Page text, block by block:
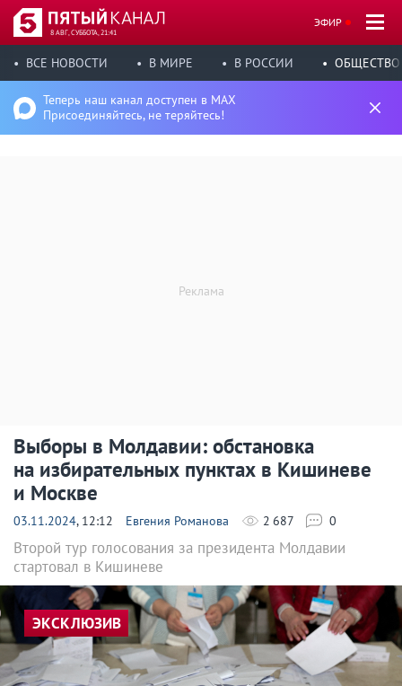
8 АВГ, СУББОТА, 21:41
ЭФИР
ВСЕ НОВОСТИ В МИРЕ В РОССИИ ОБЩЕСТВО
Теперь наш канал доступен в MAX
Присоединяйтесь, не теряйтесь!
Выборы в Молдавии: обстановка
на избирательных пунктах в Кишиневе
и Москве
03.11.2024, 12:12 Евгения Романова 2 687 0
Второй тур голосования за президента Молдавии
стартовал в Кишиневе
ЭКСКЛЮЗИВ